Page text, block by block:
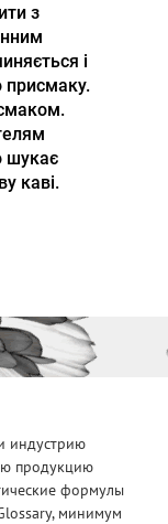
з
і
присмаку.
шукає
каві.
индустрию
продукцию
формулы
минимум